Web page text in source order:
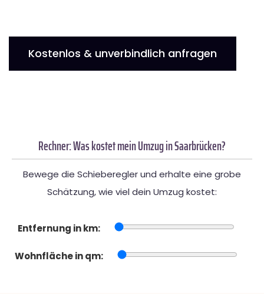
Kostenlos & unverbindlich anfragen
Rechner: Was kostet mein Umzug in Saarbrücken?
Bewege die Schieberegler und erhalte eine grobe
Schätzung, wie viel dein Umzug kostet:
Entfernung in km:
Wohnfläche in qm: